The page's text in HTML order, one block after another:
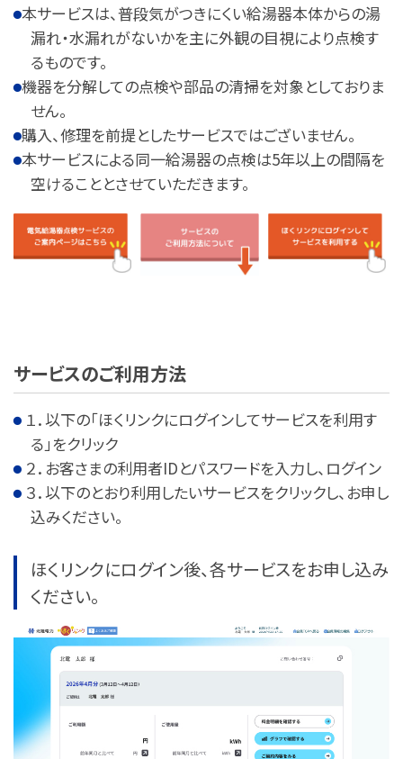
本サービスは、普段気がつきにくい給湯器本体からの湯
漏れ・水漏れがないかを主に外観の目視により点検す
るものです。
機器を分解しての点検や部品の清掃を対象としておりま
せん。
購入、修理を前提としたサービスではございません。
本サービスによる同一給湯器の点検は5年以上の間隔を
空けることとさせていただきます。
サービスのご利用方法
１．以下の「ほくリンクにログインしてサービスを利用す
る」をクリック
２．お客さまの利用者IDとパスワードを入力し、ログイン
３．以下のとおり利用したいサービスをクリックし、お申し
込みください。
ほくリンクにログイン後、各サービスをお申し込み
ください。